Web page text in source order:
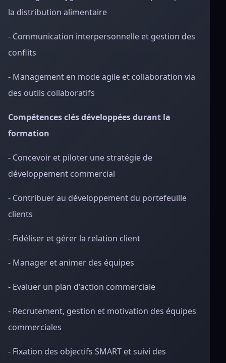
la distribution alimentaire
- Communication interpersonnelle et gestion des
conflits
- Management en mode agile et collaboration via
des outils collaboratifs
Compétences clés développées durant la
formation
- Concevoir et piloter une stratégie de
développement commercial
- Contribuer au développement du portefeuille
clients
- Fidéliser et gérer la relation client
- Manager et animer des équipes
- Evaluer un plan d'action commerciale
- Recrutement, gestion et motivation des équipes
commerciales
- Fixation des objectifs SMART et suivi des